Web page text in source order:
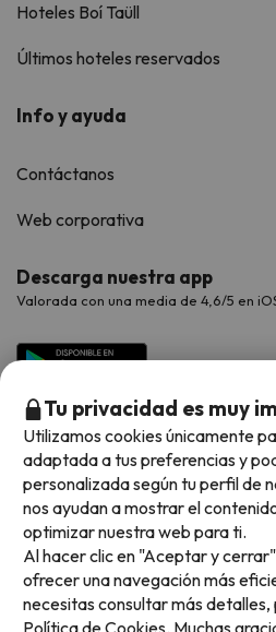
Hoteles Boí Taüll
Últimos hoteles reservados
Info y ayuda
Contáctanos
Web corporativa
Descarga nuestra app
Valorada con una media de 4,6/5 en
Métodos de pago disponibles
Tu privacidad es muy
Utilizamos cookies únicamente
adaptada a tus preferencias y
personalizada según tu perfil de
nos ayudan a mostrar el
optimizar nuestra web para ti.
Al hacer clic en "Aceptar y
ofrecer una navegación más
necesitas consultar más
Política de Cookies. Muchas